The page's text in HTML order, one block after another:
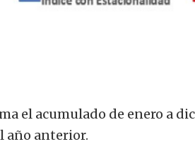
el acumulado de enero a
año anterior.